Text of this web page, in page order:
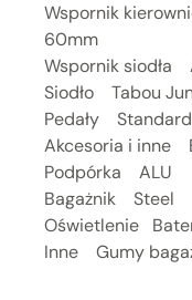
Wspornik
60mm
Wspornik siodła
Siodło Tabou
Pedały Standard
Akcesoria i inne
Podpórka ALU
Bagażnik Steel
Oświetlenie
Inne Gumy